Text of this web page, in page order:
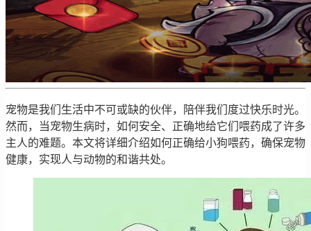
宠物是我们生活中不可或缺的伙伴，陪伴我们度过快乐时光。
然而，当宠物生病时，如何安全、正确地给它们喂药成了许多
主人的难题。本文将详细介绍如何正确给小狗喂药，确保宠物
健康，实现人与动物的和谐共处。